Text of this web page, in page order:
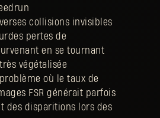
collisions invisibles
pertes de
en se tournant
végétalisée
où le taux de
FSR générait parfois
des disparitions lors des